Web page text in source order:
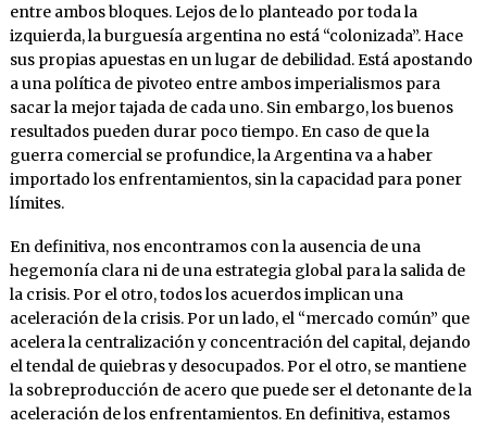
entre ambos bloques. Lejos de lo planteado por toda la
izquierda, la burguesía argentina no está “colonizada”. Hace
sus propias apuestas en un lugar de debilidad. Está apostando
a una política de pivoteo entre ambos imperialismos para
sacar la mejor tajada de cada uno. Sin embargo, los buenos
resultados pueden durar poco tiempo. En caso de que la
guerra comercial se profundice, la Argentina va a haber
importado los enfrentamientos, sin la capacidad para poner
límites.
En definitiva, nos encontramos con la ausencia de una
hegemonía clara ni de una estrategia global para la salida de
la crisis. Por el otro, todos los acuerdos implican una
aceleración de la crisis. Por un lado, el “mercado común” que
acelera la centralización y concentración del capital, dejando
el tendal de quiebras y desocupados. Por el otro, se mantiene
la sobreproducción de acero que puede ser el detonante de la
aceleración de los enfrentamientos. En definitiva, estamos